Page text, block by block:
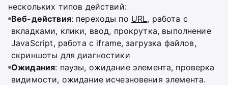
нескольких типов действий:
Веб-действия: переходы по URL, работа с
вкладками, клики, ввод, прокрутка, выполнение
JavaScript, работа с iframe, загрузка файлов,
скриншоты для диагностики
Ожидания: паузы, ожидание элемента, проверка
видимости, ожидание исчезновения элемента.